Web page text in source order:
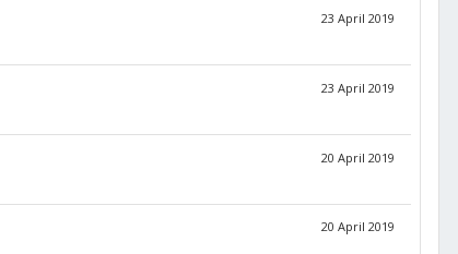
23 April 2019
23 April 2019
20 April 2019
20 April 2019